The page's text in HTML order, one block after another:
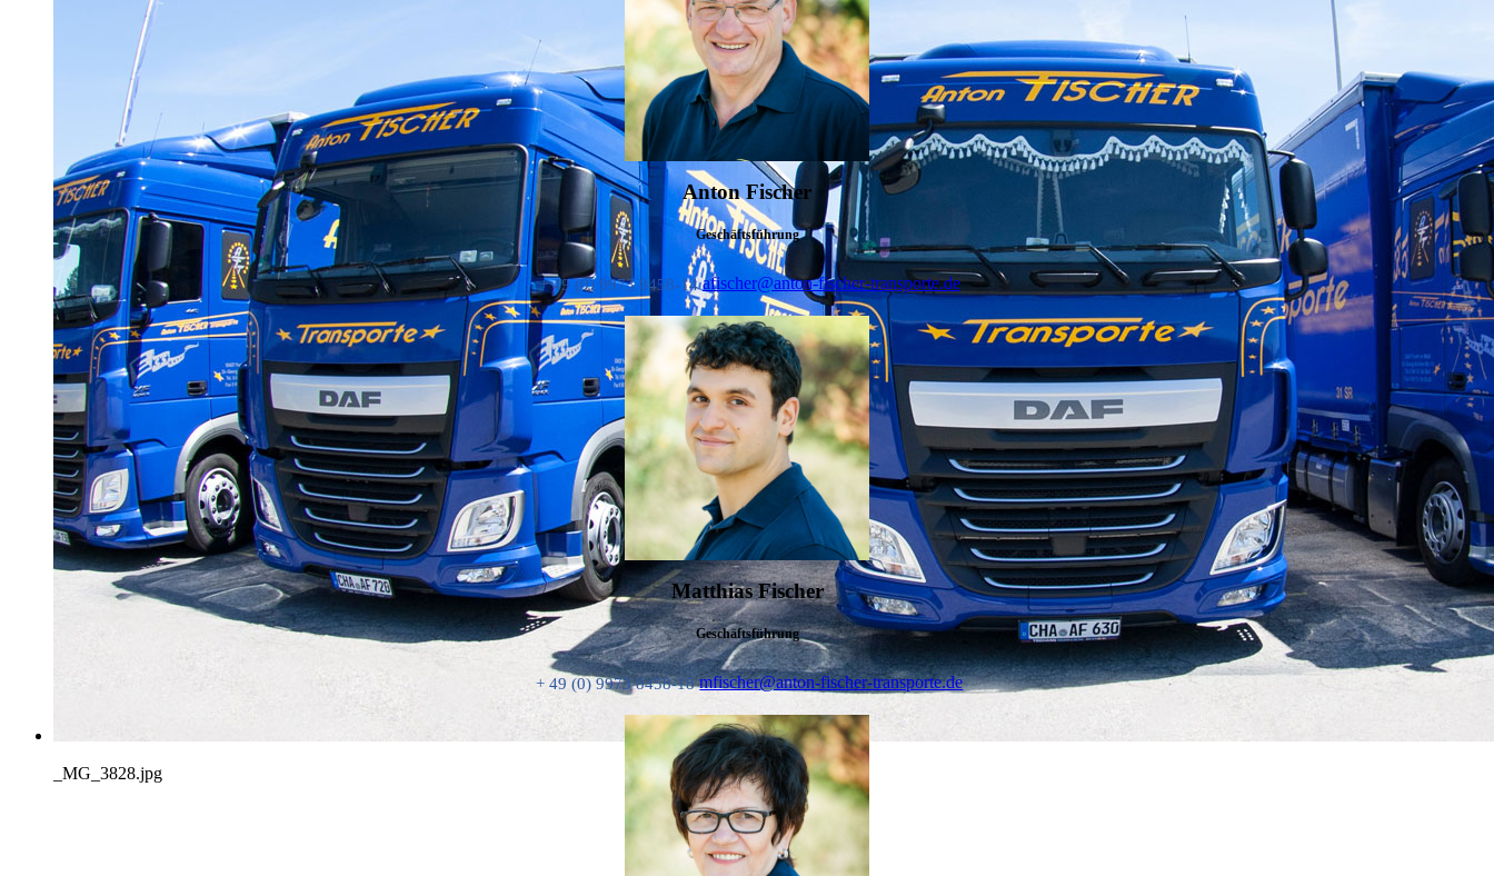
_MG_3828.jpg
Anton Fischer
Geschäftsführung
+ 49 (0) 9973 8458-14 afischer@anton-fischer-transporte.de
Matthias Fischer
Geschäftsführung
+ 49 (0) 9973 8458-18 mfischer@anton-fischer-transporte.de